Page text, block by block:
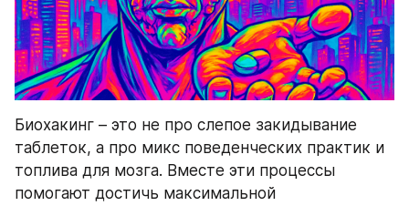
Биохакинг – это не про слепое закидывание
таблеток, а про микс поведенческих практик и
топлива для мозга. Вместе эти процессы
помогают достичь максимальной